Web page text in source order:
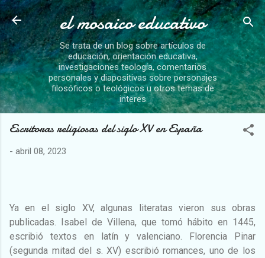
Ir al contenido principal
el mosaico educativo
Se trata de un blog sobre artículos de
educación, orientación educativa,
investigaciones teología, comentarios
personales y diapositivas sobre personajes
filosóficos o teológicos u otros temas de
interes
Escritoras religiosas del siglo XV en España
- abril 08, 2023
Ya en el siglo XV, algunas literatas vieron sus obras
publicadas. Isabel de Villena, que tomó hábito en 1445,
escribió textos en latín y valenciano. Florencia Pinar
(segunda mitad del s. XV) escribió romances, uno de los